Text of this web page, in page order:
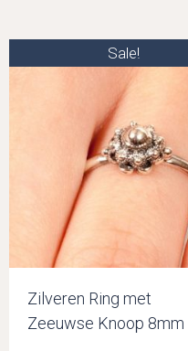
Sale!
Zilveren Ring met
Zeeuwse Knoop 8mm